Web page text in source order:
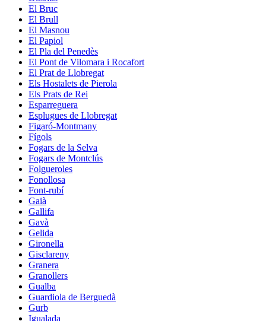
El Bruc
El Brull
El Masnou
El Papiol
El Pla del Penedès
El Pont de Vilomara i Rocafort
El Prat de Llobregat
Els Hostalets de Pierola
Els Prats de Rei
Esparreguera
Esplugues de Llobregat
Figaró-Montmany
Fígols
Fogars de la Selva
Fogars de Montclús
Folgueroles
Fonollosa
Font-rubí
Gaià
Gallifa
Gavà
Gelida
Gironella
Gisclareny
Granera
Granollers
Gualba
Guardiola de Berguedà
Gurb
Igualada